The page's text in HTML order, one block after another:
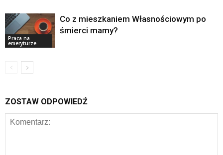
Praca na
emeryturze
Co z mieszkaniem Własnościowym po
śmierci mamy?
ZOSTAW ODPOWIEDŹ